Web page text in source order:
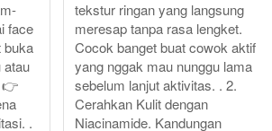
face
buka
atau
👉
.
tekstur ringan yang langsung
meresap tanpa rasa lengket.
Cocok banget buat cowok aktif
yang nggak mau nunggu lama
sebelum lanjut aktivitas. . 2.
Cerahkan Kulit dengan
Niacinamide. Kandungan